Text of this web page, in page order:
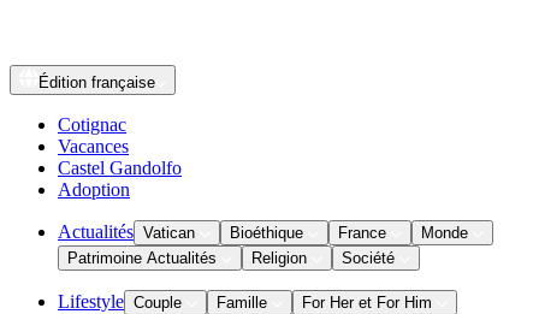
Édition française
Cotignac
Vacances
Castel Gandolfo
Adoption
Actualités Vatican Bioéthique France
Monde
Patrimoine Actualités
Religion Société
Lifestyle Couple Famille
For Her et For Him